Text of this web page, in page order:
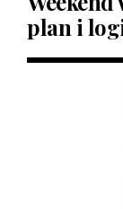
plan i